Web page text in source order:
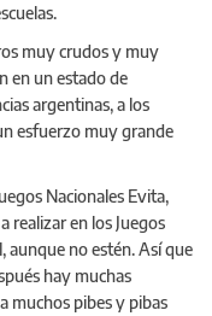
muy crudos y muy
en un estado de
argentinas, a los
esfuerzo muy grande
Nacionales Evita,
realizar en los Juegos
aunque no estén. Así que
hay muchas
muchos pibes y pibas